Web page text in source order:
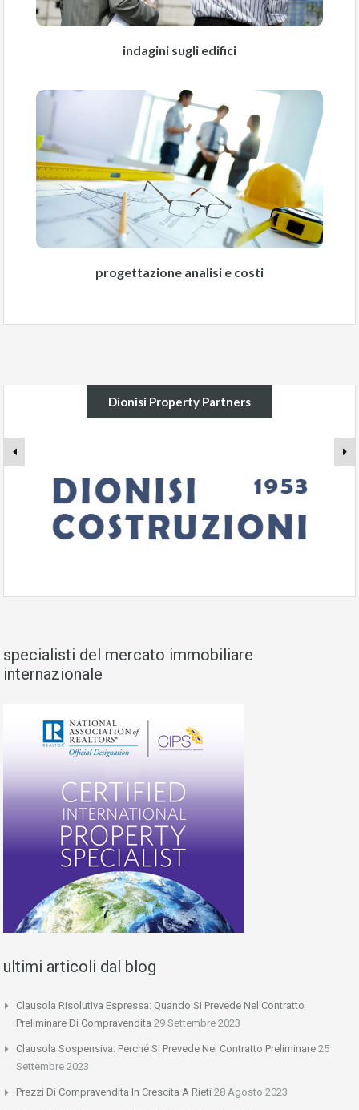
indagini sugli edifici
progettazione analisi e costi
Dionisi Property Partners
specialisti del mercato immobiliare
internazionale
ultimi articoli dal blog
Clausola Risolutiva Espressa: Quando Si Prevede Nel Contratto
Preliminare Di Compravendita 29 Settembre 2023
Clausola Sospensiva: Perché Si Prevede Nel Contratto Preliminare 25
Settembre 2023
Prezzi Di Compravendita In Crescita A Rieti 28 Agosto 2023